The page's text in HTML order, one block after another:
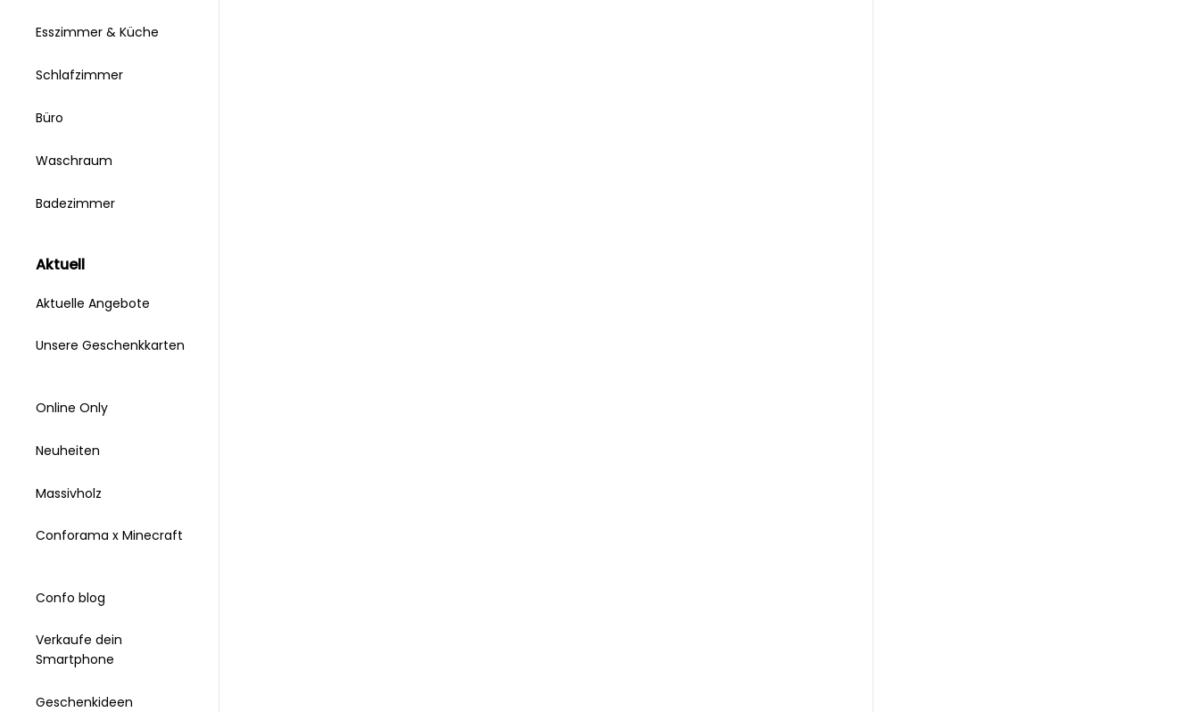
Esszimmer & Küche
Schlafzimmer
Büro
Waschraum
Badezimmer
aktuell
Aktuelle Angebote
Unsere Geschenkkarten
Online Only
Neuheiten
Massivholz
Conforama x Minecraft
Confo blog
Verkaufe dein
Smartphone
Geschenkideen